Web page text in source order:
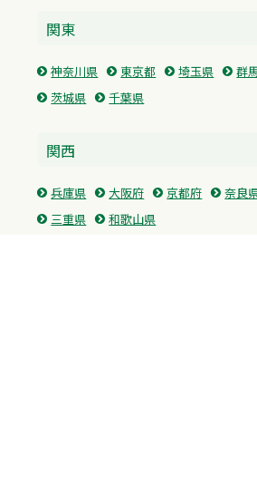
関東
神奈川県 東京都 埼玉県 群
茨城県
千葉県
関西
兵庫県 大阪府 京都府 奈良
三重県
和歌山県